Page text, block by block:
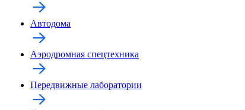
Автодома
Аэродромная спецтехника
Передвижные лаборатории